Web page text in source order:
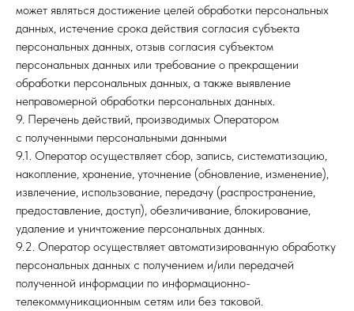
может являться достижение целей обработки персональных
данных, истечение срока действия согласия субъекта
персональных данных, отзыв согласия субъектом
персональных данных или требование о прекращении
обработки персональных данных, а также выявление
неправомерной обработки персональных данных.
9. Перечень действий, производимых Оператором
с полученными персональными данными
9.1. Оператор осуществляет сбор, запись, систематизацию,
накопление, хранение, уточнение (обновление, изменение),
извлечение, использование, передачу (распространение,
предоставление, доступ), обезличивание, блокирование,
удаление и уничтожение персональных данных.
9.2. Оператор осуществляет автоматизированную обработку
персональных данных с получением и/или передачей
полученной информации по информационно-
телекоммуникационным сетям или без таковой.